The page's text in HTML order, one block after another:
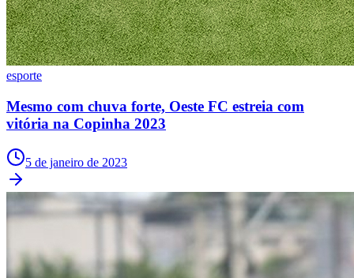
Internacional
esporte
Mesmo com chuva forte, Oeste FC estreia com
vitória na Copinha 2023
5 de janeiro de 2023